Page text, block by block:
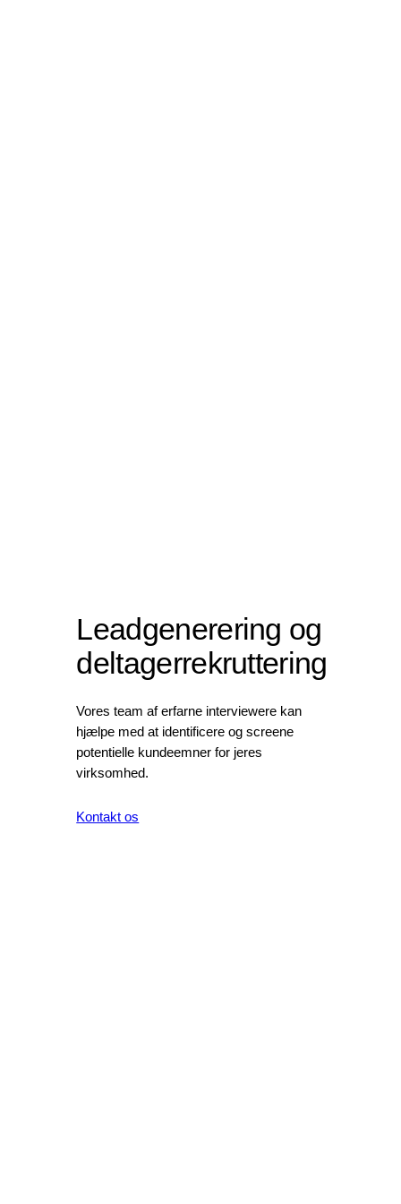
Leadgenerering og
deltagerrekruttering
Vores team af erfarne interviewere kan
hjælpe med at identificere og screene
potentielle kundeemner for jeres
virksomhed.
Kontakt os